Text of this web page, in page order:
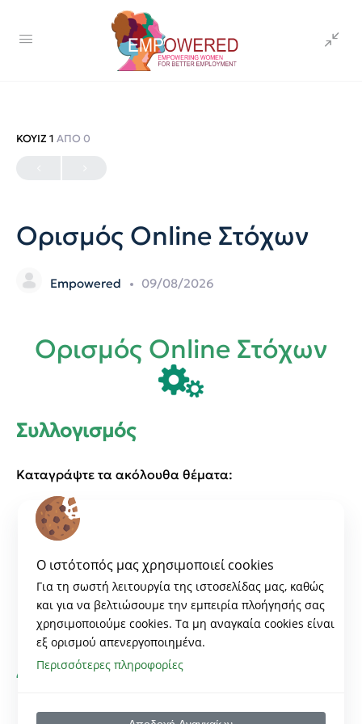
ΚΟΥΊΖ 1 ΑΠΌ 0
Ορισμός Online Στόχων
Empowered 09/08/2026
Ορισμός Online Στόχων
Συλλογισμός
Καταγράψτε τα ακόλουθα θέματα:
Γιατί είναι σημαντικό να έχω ψηφιακή παρουσία;
Σε ποιους θέλω να απευθυνθώ;
Τι έχω να τους πω;
Τι θέλω να κερδίσω από αυτή την προσπάθεια;
Τι αποτελέσματα θέλω να έχω μετά από 3 – 6 – 12
μήνες;
Δράση
Αναζητήστε τι κάνουν οι ανταγωνιστές σας και
O ιστότοπός μας χρησιμοποιεί cookies
Για τη σωστή λειτουργία της ιστοσελίδας μας, καθώς
και για να βελτιώσουμε την εμπειρία πλοήγησής σας
χρησιμοποιούμε cookies. Tα μη αναγκαία cookies είναι
εξ ορισμού απενεργοποιημένα.
Περισσότερες πληροφορίες